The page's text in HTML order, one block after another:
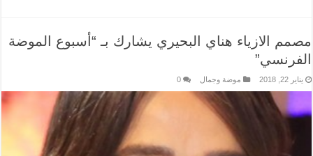
مصمم الازياء هناي البحيري يشارك بـ “أسبوع الموضة
الفرنسي”
يناير 22, 2018 موضة وجمال 0